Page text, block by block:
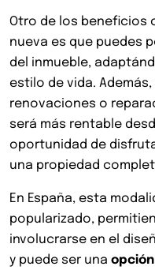
Otro de los beneficios
nueva es que puedes
del inmueble,
estilo de vida.
renovaciones o
será más rentable
oportunidad de
una propiedad
En España, esta
popularizado,
involucrarse en el
y puede ser una